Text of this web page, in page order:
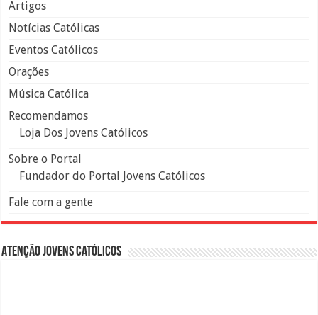
Artigos
Notícias Católicas
Eventos Católicos
Orações
Música Católica
Recomendamos
Loja Dos Jovens Católicos
Sobre o Portal
Fundador do Portal Jovens Católicos
Fale com a gente
Atenção Jovens Católicos